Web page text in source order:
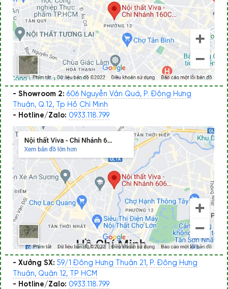
- Showroom 2: 606 Nguyễn Văn Quá, P. Đông Hưng
Thuận, Q.12, Tp Hồ Chí Minh
- Hotline/Zalo: 0933.118.799
- Xưởng SX: 59/1 Đông Hưng Thuận 21, P. Đông Hưng
Thuận, Quận 12, TP HCM
- Hotline/Zalo: 0933.118.799